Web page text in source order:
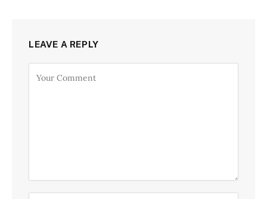
LEAVE A REPLY